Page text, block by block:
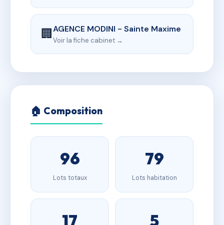
🏢AGENCE MODINI - Sainte Maxime
Voir la fiche cabinet →
🏠 Composition
96
Lots totaux
79
Lots habitation
17 5